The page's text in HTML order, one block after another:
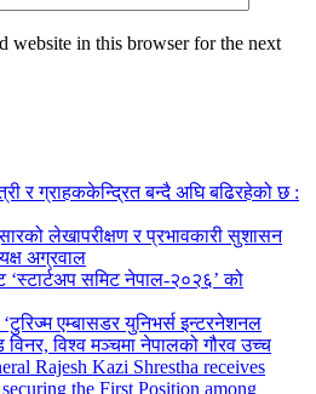
website in this browser for the next
र ग्राहककेन्द्रित बन्दै अघि बढिरहेको छ :
लेखापरीक्षण र प्रभावकारी सुशासन
अग्रवाल
‘स्टार्टअप समिट नेपाल-२०२६’ को
एम्बासडर युनिभर्स इन्टरनेशनल
विश्व मञ्चमा नेपालको गौरव उच्च
Rajesh Kazi Shrestha receives
the First Position among